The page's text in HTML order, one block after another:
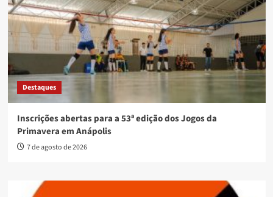
Destaques
Inscrições abertas para a 53ª edição dos Jogos da
Primavera em Anápolis
7 de agosto de 2026